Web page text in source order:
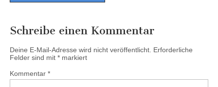
Schreibe einen Kommentar
Deine E-Mail-Adresse wird nicht veröffentlicht. Erforderliche
Felder sind mit * markiert
Kommentar *